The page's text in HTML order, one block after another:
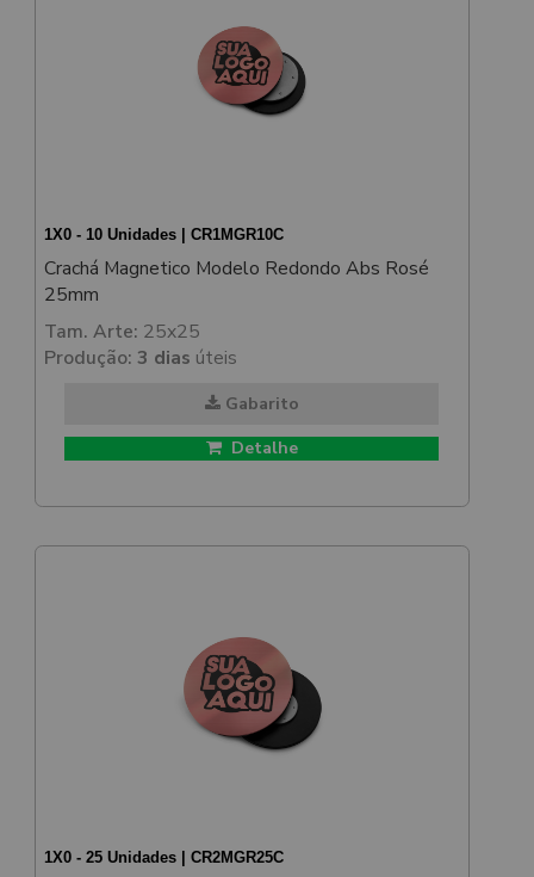
1X0 - 10 Unidades | CR1MGR10C
Crachá Magnetico Modelo Redondo Abs Rosé
25mm
Tam. Arte: 25x25
Produção: 3 dias úteis
Gabarito
Detalhe
1X0 - 25 Unidades | CR2MGR25C